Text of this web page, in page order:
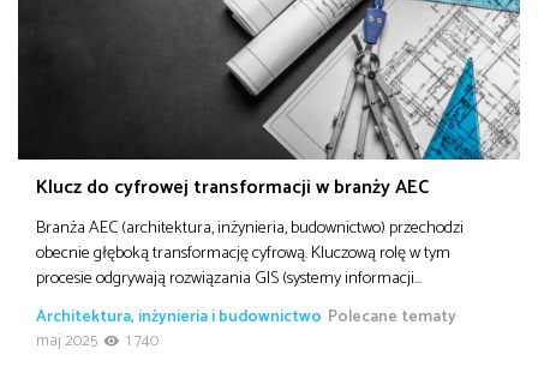
Klucz do cyfrowej transformacji w branży AEC
Branża AEC (architektura, inżynieria, budownictwo) przechodzi
obecnie głęboką transformację cyfrową. Kluczową rolę w tym
procesie odgrywają rozwiązania GIS (systemy informacji…
Architektura, inżynieria i budownictwo Polecane tematy
maj 2025
1 740